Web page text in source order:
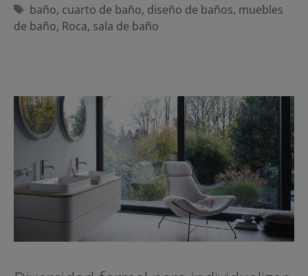
Etiquetas
baño, cuarto de baño, diseño de baños, muebles
de baño, Roca, sala de baño